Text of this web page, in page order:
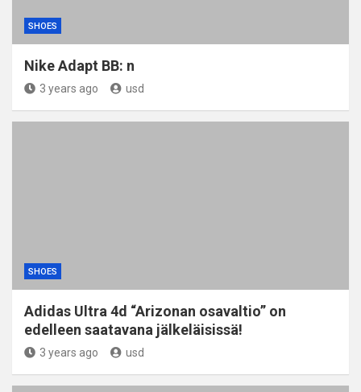
SHOES
Nike Adapt BB: n
3 years ago usd
SHOES
Adidas Ultra 4d “Arizonan osavaltio” on
edelleen saatavana jälkeläisissä!
3 years ago usd